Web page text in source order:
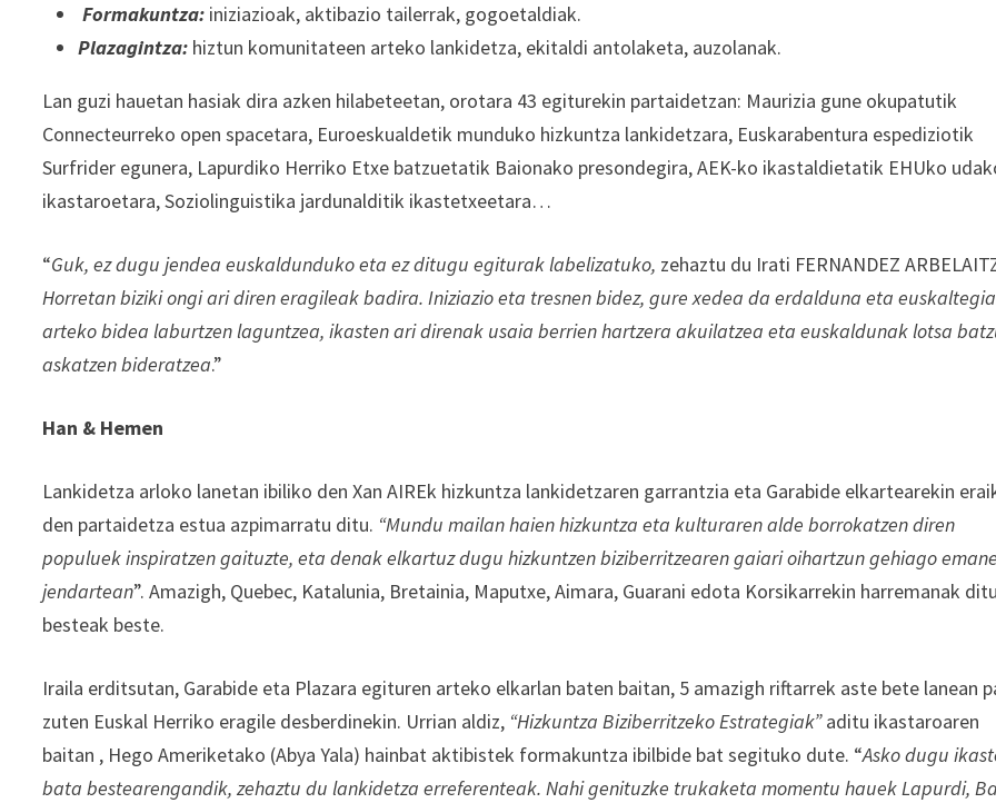
Formakuntza: iniziazioak, aktibazio tailerrak, gogoetaldiak.
Plazagintza: hiztun komunitateen arteko lankidetza, ekitaldi antolaketa, auzolanak.
Lan guzi hauetan hasiak dira azken hilabeteetan, orotara 43 egiturekin partaidetzan: Maurizia gune okupatutik
Connecteurreko open spacetara, Euroeskualdetik munduko hizkuntza lankidetzara, Euskarabentura espediziotik
Surfrider egunera, Lapurdiko Herriko Etxe batzuetatik Baionako presondegira, AEK-ko ikastaldietatik EHUko
ikastaroetara, Soziolinguistika jardunalditik ikastetxeetara…
“Guk, ez dugu jendea euskaldunduko eta ez ditugu egiturak labelizatuko, zehaztu du Irati FERNANDEZ
Horretan biziki ongi ari diren eragileak badira. Iniziazio eta tresnen bidez, gure xedea da erdalduna eta
arteko bidea laburtzen laguntzea, ikasten ari direnak usaia berrien hartzera akuilatzea eta euskaldunak lotsa
askatzen bideratzea.”
Han & Hemen
Lankidetza arloko lanetan ibiliko den Xan AIREk hizkuntza lankidetzaren garrantzia eta Garabide elkartearekin
den partaidetza estua azpimarratu ditu. “Mundu mailan haien hizkuntza eta kulturaren alde borrokatzen diren
populuek inspiratzen gaituzte, eta denak elkartuz dugu hizkuntzen biziberritzearen gaiari oihartzun gehiago
jendartean”. Amazigh, Quebec, Katalunia, Bretainia, Maputxe, Aimara, Guarani edota Korsikarrekin harremanak
besteak beste.
Iraila erditsutan, Garabide eta Plazara egituren arteko elkarlan baten baitan, 5 amazigh riftarrek aste bete lanean
zuten Euskal Herriko eragile desberdinekin. Urrian aldiz, “Hizkuntza Biziberritzeko Estrategiak”aditu ikastaroaren
baitan , Hego Ameriketako (Abya Yala) hainbat aktibistek formakuntza ibilbide bat segituko dute. “Asko dugu
bata bestearengandik, zehaztu du lankidetza erreferenteak. Nahi genituzke trukaketa momentu hauek Lapurdi,